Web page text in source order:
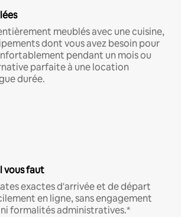
meublés avec une cuisine,
dont vous avez besoin pour
pendant un mois ou
parfaite à une location
durée.
vous faut
exactes d'arrivée et de départ
en ligne, sans engagement
formalités administratives.*